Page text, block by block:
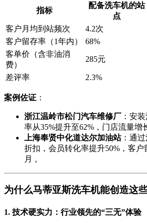
指标
配备洗车机的站
点
客户月均到站频次
4.2次
客户留存率（1年内）
68%
客单价（含非油消
费）
285元
差评率 2.3%
案例佐证 ：
浙江温岭市松门汽车维修厂 ：安
率从35%提升至62%，门店流量增
上海奉贤中化道达尔加油站：通
折扣，会员转化率提升50%，客户
月 。
为什么马蒂亚斯洗车机能创造这
1. 技术硬实力：行业领先的“三无”体验